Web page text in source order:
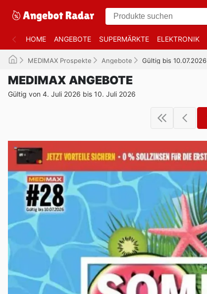
HOME ANGEBOTE SUPERMÄRKTE ELEKTRONIK
MEDIMAX Prospekte Angebote Gültig bis 10.07.2026
MEDIMAX ANGEBOTE
Gültig von 4. Juli 2026 bis 10. Juli 2026